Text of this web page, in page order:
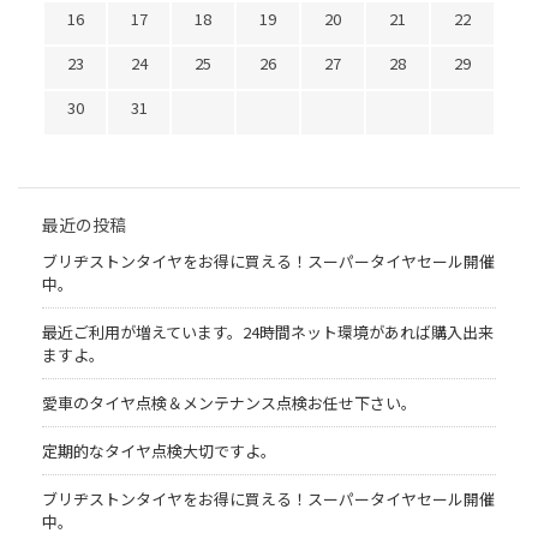
16
17 18 19 20 21
22
23
24 25 26 27 28
29
30
31
最近の投稿
ブリヂストンタイヤをお得に買える！スーパータイヤセール開催
中。
最近ご利用が増えています。24時間ネット環境があれば購入出来
ますよ。
愛車のタイヤ点検＆メンテナンス点検お任せ下さい。
定期的なタイヤ点検大切ですよ。
ブリヂストンタイヤをお得に買える！スーパータイヤセール開催
中。